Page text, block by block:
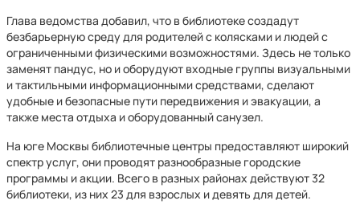
Глава ведомства добавил, что в библиотеке создадут
безбарьерную среду для родителей с колясками и людей с
ограниченными физическими возможностями. Здесь не только
заменят пандус, но и оборудуют входные группы визуальными
и тактильными информационными средствами, сделают
удобные и безопасные пути передвижения и эвакуации, а
также места отдыха и оборудованный санузел.
На юге Москвы библиотечные центры предоставляют широкий
спектр услуг, они проводят разнообразные городские
программы и акции. Всего в разных районах действуют 32
библиотеки, из них 23 для взрослых и девять для детей.